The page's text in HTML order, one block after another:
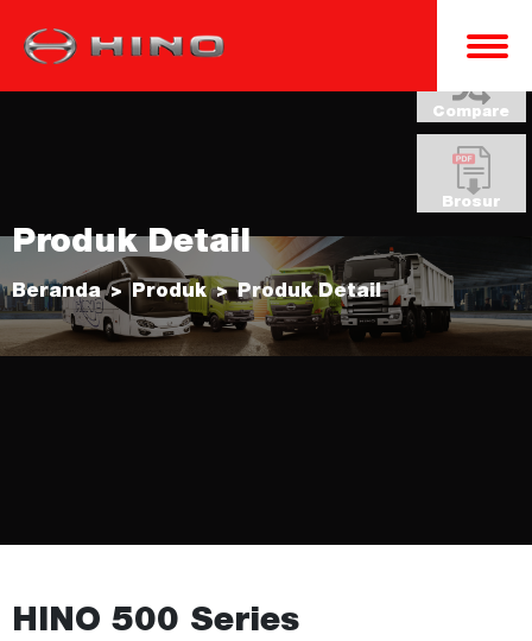
Compare
Brosur
Produk Detail
Beranda Produk Produk Detail
HINO 500 Series